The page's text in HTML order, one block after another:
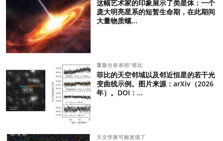
这幅艺术家的印象展示了类星体：一个
庞大明亮星系的短暂生命期，在此期间
大量物质螺...
重新分析表明“菲比
菲比的天空邻域以及邻近恒星的若干光
变曲线示例。图片来源：arXiv（2026
年）。DOI：...
天文学家可能发现了